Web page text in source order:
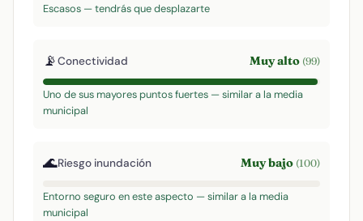
Escasos — tendrás que desplazarte
📡Conectividad Muy alto (99)
Uno de sus mayores puntos fuertes — similar a la media
municipal
🌊Riesgo inundación Muy bajo (100)
Entorno seguro en este aspecto — similar a la media
municipal